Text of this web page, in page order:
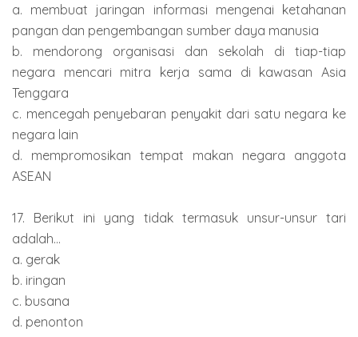
a. membuat jaringan informasi mengenai ketahanan
pangan dan pengembangan sumber daya manusia
b. mendorong organisasi dan sekolah di tiap-tiap
negara mencari mitra kerja sama di kawasan Asia
Tenggara
c. mencegah penyebaran penyakit dari satu negara ke
negara lain
d. mempromosikan tempat makan negara anggota
ASEAN
17. Berikut ini yang tidak termasuk unsur-unsur tari
adalah...
a. gerak
b. iringan
c. busana
d. penonton